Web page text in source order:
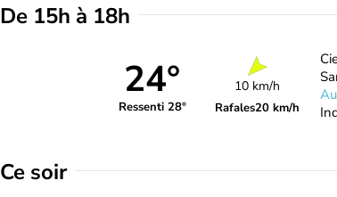
De 15h à 18h
24°
Ressenti 28°
10 km/h
Rafales20 km/h
Ce soir